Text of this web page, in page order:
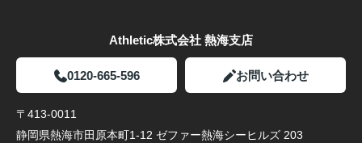
Athletic株式会社 熱海支店
0120-665-596 お問い合わせ
〒413-0011
静岡県熱海市田原本町1-12 ゼファー熱海シーヒルズ 203